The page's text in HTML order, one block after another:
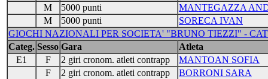
M
5000 punti
MANTEGAZZA
M
5000 punti
SORECA IVAN
GIOCHI NAZIONALI PER SOCIETA' "BRUNO TIEZZI" -
Categ. Sesso Gara
Atleta
E1
F 2 giri cronom. atleti contrapp
MANTOAN SOFIA
F
2 giri cronom. atleti contrapp
BORRONI SARA